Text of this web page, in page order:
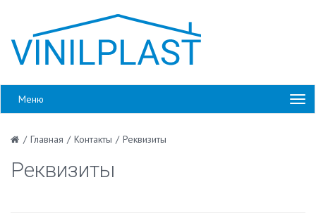
Меню
/ Главная / Контакты / Реквизиты
Реквизиты